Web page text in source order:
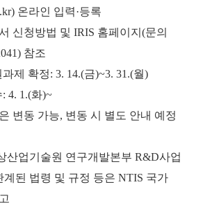
온라인 입력·등록
신청방법 및 IRIS 홈페이지(문의
참조
제 확정: 3. 14.(금)~3. 31.(월)
4. 1.(화)~
변동 가능, 변동 시 별도 안내 예정
산업기술원 연구개발본부 R&D사업
된 법령 및 규정 등은 NTIS 국가